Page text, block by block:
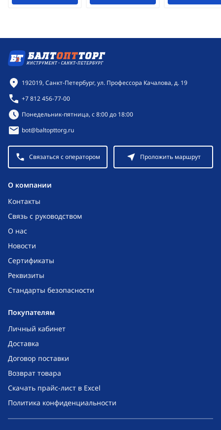
O компании
Контакты
Связь с руководством
О нас
Новости
Сертификаты
Реквизиты
Стандарты безопасности
Покупателям
Личный кабинет
Доставка
Договор поставки
Возврат товара
Скачать прайс-лист в Excel
Политика конфиденциальности
Контактная информация
192019, Санкт-Петербург, ул. Профессора Качалова, д. 19
+7 812 456-77-00
Режим работы:
Понедельник-пятница, с 8:00 до 18:00
bot@baltopttorg.ru
Связаться с оператором Проложить маршрут